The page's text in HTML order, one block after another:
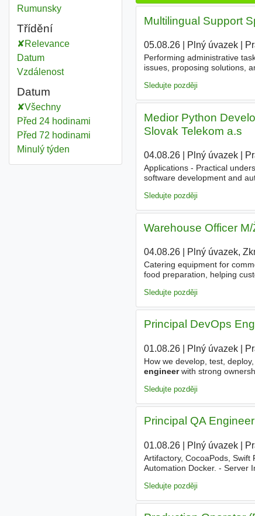
Rumunsky
Třídění
Relevance
Datum
Vzdálenost
Datum
Všechny
Před 24 hodinami
Před 72 hodinami
Minulý týden
Multilingual Support
05.08.26| Plný úvazek|
Performing administrative
issues, proposing solutions,
Sledujte později
Medior Python
Slovak Telekom a.s
04.08.26| Plný úvazek|
Applications - Practical
software development and
Sledujte později
Warehouse Officer
04.08.26| Plný úvazek,
Catering equipment for
food preparation, helping
Sledujte později
Principal DevOps
01.08.26| Plný úvazek|
How we develop, test,
engineerwith strong
Sledujte později
Principal QA
01.08.26| Plný úvazek|
Artifactory, CocoaPods,
Automation Docker. - Server
Sledujte později